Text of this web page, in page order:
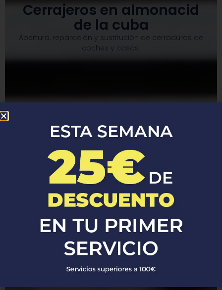
Cerrajeros en almonacid
de la cuba
Apertura, reparación y sustitución de cerraduras de
coches y casas.​